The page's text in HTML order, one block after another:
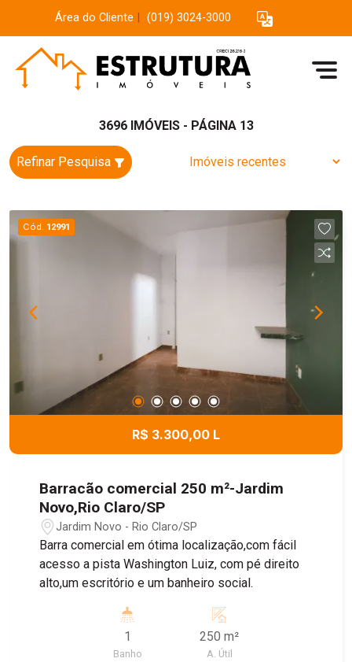
Área do Cliente (019) 3024-3000
3696 IMÓVEIS - PÁGINA 13
Refinar Pesquisa
Cód. 12991
R$ 3.300,00 L
Barracão comercial 250 m²-Jardim
Novo,Rio Claro/SP
Jardim Novo - Rio Claro/SP
Barra comercial em ótima localização,com fácil
acesso a pista Washington Luiz, com pé direito
alto,um escritório e um banheiro social.
1
Banho
250 m²
A. Útil